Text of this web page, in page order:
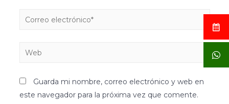
Guarda mi nombre, correo electrónico y web en
este navegador para la próxima vez que comente.